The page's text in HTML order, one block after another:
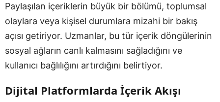
Paylaşılan içeriklerin büyük bir bölümü, toplumsal
olaylara veya kişisel durumlara mizahi bir bakış
açısı getiriyor. Uzmanlar, bu tür içerik döngülerinin
sosyal ağların canlı kalmasını sağladığını ve
kullanıcı bağlılığını artırdığını belirtiyor.
Dijital Platformlarda İçerik Akışı